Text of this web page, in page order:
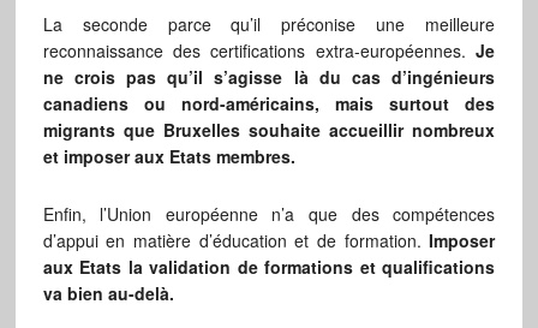
La seconde parce qu’il préconise une meilleure
reconnaissance des certifications extra-européennes.Je
ne crois pas qu’il s’agisse là du cas d’ingénieurs
canadiens ou nord-américains, mais surtout des
migrants que Bruxelles souhaite accueillir nombreux
et imposer aux Etats membres.
Enfin, l’Union européenne n’a que des compétences
d’appui en matière d’éducation et de formation.Imposer
aux Etats la validation de formations et qualifications
va bien au-delà.